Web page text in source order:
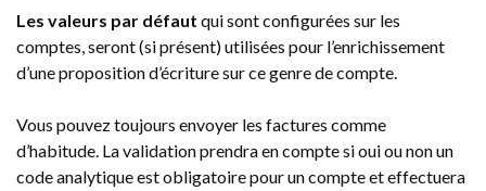
Les valeurs par défaut qui sont configurées sur les
comptes, seront (si présent) utilisées pour l’enrichissement
d’une proposition d’écriture sur ce genre de compte.
Vous pouvez toujours envoyer les factures comme
d’habitude. La validation prendra en compte si oui ou non un
code analytique est obligatoire pour un compte et effectuera